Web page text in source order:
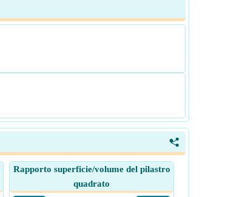
<
Rapporto superficie/volume del pilastro
quadrato